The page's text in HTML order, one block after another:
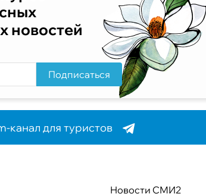
новостей
Подписаться
канал для туристов
Новости СМИ2